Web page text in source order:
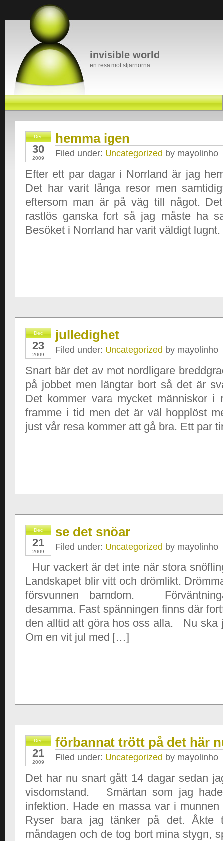
invisible world
en resa mot stjärnorna
Dec
30
2009
hemma igen
Filed under: Uncategorized by mayolinho
Efter ett par dagar i Norrland är jag
Det har varit långa resor men
eftersom man är på väg till något.
rastlös ganska fort så jag måste ha
Besöket i Norrland har varit väldigt
Dec
23
2009
julledighet
Filed under: Uncategorized by mayolinho
Snart bär det av mot nordligare
på jobbet men längtar bort så det är
Det kommer vara mycket människor i
framme i tid men det är väl hopplöst
just vår resa kommer att gå bra. Ett par
Dec
21
2009
se det snöar
Filed under: Uncategorized by mayolinho
Hur vackert är det inte när stora
Landskapet blir vitt och drömlikt.
försvunnen barndom.
desamma. Fast spänningen finns där
den alltid att göra hos oss alla. Nu ska
Om en vit jul med […]
Dec
21
2009
förbannat trött på det här
Filed under: Uncategorized by mayolinho
Det har nu snart gått 14 dagar sedan
visdomstand. Smärtan som jag
infektion. Hade en massa var i
Ryser bara jag tänker på det. Åkte
måndagen och de tog bort mina stygn,